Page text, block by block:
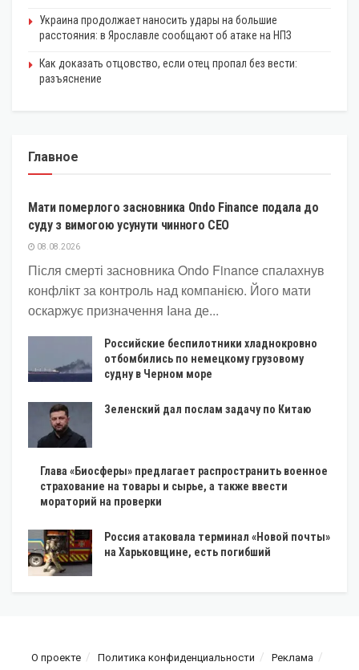
Украина продолжает наносить удары на большие
расстояния: в Ярославле сообщают об атаке на НПЗ
Как доказать отцовство, если отец пропал без вести:
разъяснение
Главное
КРИПТОВАЛЮТА
Мати померлого засновника Ondo Finance подала до
суду з вимогою усунути чинного CEO
08.08.2026
Після смерті засновника Ondo Finance спалахнув
конфлікт за контроль над компанією. Його мати
оскаржує призначення Іана де...
Российские беспилотники хладнокровно
отбомбились по немецкому грузовому
судну в Черном море
Зеленский дал послам задачу по Китаю
Глава «Биосферы» предлагает распространить военное
страхование на товары и сырье, а также ввести
мораторий на проверки
Россия атаковала терминал «Новой почты»
на Харьковщине, есть погибший
О проекте Политика конфиденциальности
Реклама